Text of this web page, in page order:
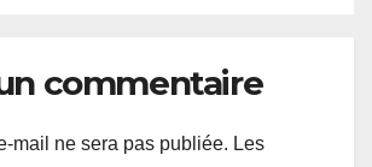
commentaire
mail ne sera pas publiée. Les